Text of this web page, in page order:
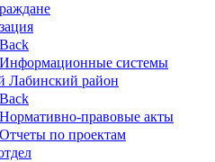
Back
Информационные системы
Лабинский район
Back
Нормативно-правовые акты
Отчеты по проектам